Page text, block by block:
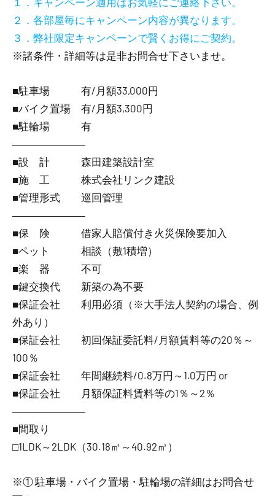
２．各部屋毎にキャンペーン内容が異なります。
３．弊社限定キャンペーンで賢くお得にご契約。
※諸条件・詳細等は是非お問合せ下さいませ。
■駐車場 有/月額33,000円
■バイク置場 有/月額3,300円
■駐輪場 有
―――――――
■設 計 森田建築設計室
■施 工 株式会社リンク建設
■管理形式 巡回管理
―――――――
■保 険 借家人賠償付き火災保険要加入
■ペット 相談（敷1積増）
■楽 器 不可
■鍵交換代 新築の為不要
■保証会社 利用必須（※大手法人契約の場合、例
外あり）
■保証会社 初回保証委託料/月額賃料等の20％～
100％
■保証会社 年間継続料/0.8万円～1.0万円 or
■保証会社 月額保証料賃料等の1％～2％
―――――――
■間取り
□1LDK～2LDK（30.18㎡～40.92㎡）
※① 駐車場・バイク置場・駐輪場の詳細はお問合せ